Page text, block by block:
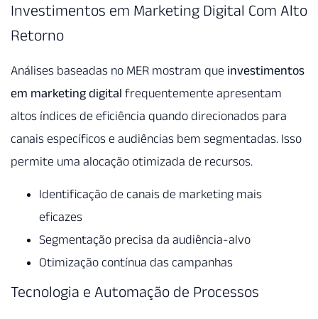
Investimentos em Marketing Digital Com Alto
Retorno
Análises baseadas no MER mostram que investimentos
em marketing digital frequentemente apresentam
altos índices de eficiência quando direcionados para
canais específicos e audiências bem segmentadas. Isso
permite uma alocação otimizada de recursos.
Identificação de canais de marketing mais
eficazes
Segmentação precisa da audiência-alvo
Otimização contínua das campanhas
Tecnologia e Automação de Processos